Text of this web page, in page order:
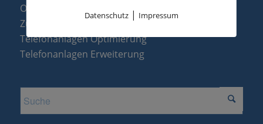
Octophon F Display Reparatur
Zubehör & Ersatzteile
Telefonanlagen Optimierung
Telefonanlagen Erweiterung
Datenschutz| Impressum